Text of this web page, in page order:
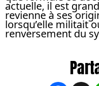
actuelle, il est
revienne à ses
lorsqu’elle militait
renversement du